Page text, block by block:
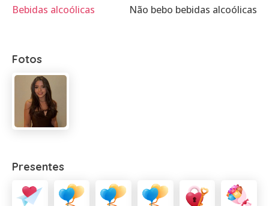
Bebidas alcoólicas
Não bebo bebidas alcoólicas
Fotos
Presentes